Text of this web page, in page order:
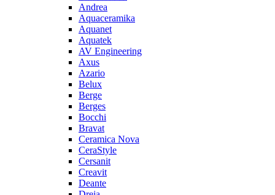
Andrea
Aquaceramika
Aquanet
Aquatek
AV Engineering
Axus
Azario
Belux
Berge
Berges
Bocchi
Bravat
Ceramica Nova
CeraStyle
Cersanit
Creavit
Deante